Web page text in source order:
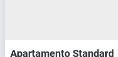
Apartamento Standard